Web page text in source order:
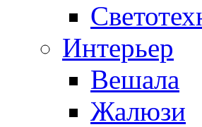
Интерьер
Вешала
Жалюзи